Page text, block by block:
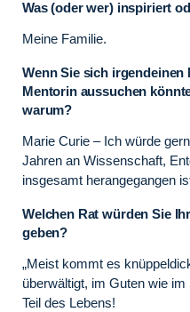
Was (oder wer) inspiriert
Meine Familie.
Wenn Sie sich
Mentorin aussuchen
warum?
Marie Curie – Ich würde
Jahren an Wissenschaft,
insgesamt herangegangen
Welchen Rat würden Sie
geben?
„Meist kommt es
überwältigt, im Guten wie
Teil des Lebens!